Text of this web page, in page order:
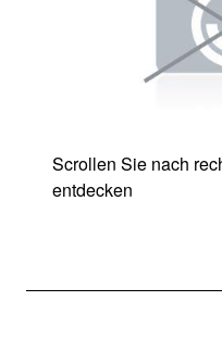
Scrollen Sie nach
entdecken